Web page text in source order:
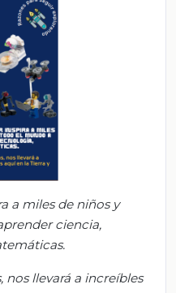
a miles de niños y
ciencia,
nos llevará a increíbles